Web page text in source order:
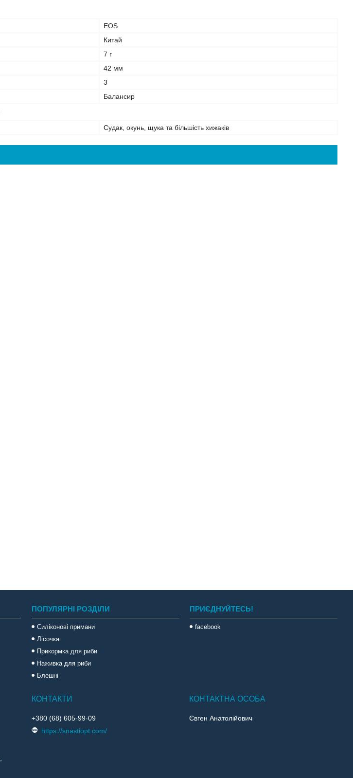
EOS
Китай
7 г
42 мм
3
Балансир
Судак, окунь, щука та більшість хижаків
ПОПУЛЯРНІ РОЗДІЛИ
Силіконові примани
Лісочка
Прикормка для риби
Наживка для риби
Блешні
ПРИЄДНУЙТЕСЬ!
facebook
+380 (68) 605-99-09
https://snastiopt.com/
Євген Анатолійович